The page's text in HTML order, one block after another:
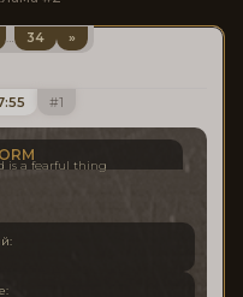
… 34
»
1
is a fearful thing